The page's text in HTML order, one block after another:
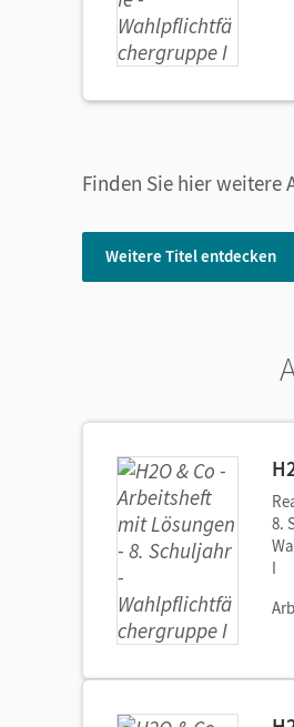
Finden Sie hier weitere
Weitere Titel entdecken
8.
I